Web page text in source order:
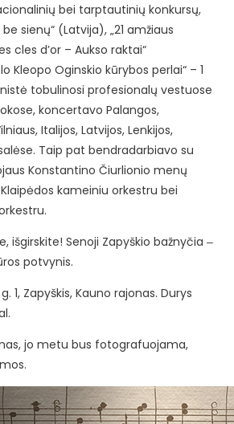
bei tarptautinių konkursų,
sienų“ (Latvija), „21 amžiaus
cles d’or – Aukso raktai“
Kleopo Oginskio kūrybos perlai“ – 1
tobulinosi profesionalų vestuose
koncertavo Palangos,
Italijos, Latvijos, Lenkijos,
Taip pat bendradarbiavo su
Konstantino Čiurlionio menų
kameiniu orkestru bei
išgirskite! Senoji Zapyškio bažnyčia ‒
potvynis.
1, Zapyškis, Kauno rajonas. Durys
jo metu bus fotografuojama,